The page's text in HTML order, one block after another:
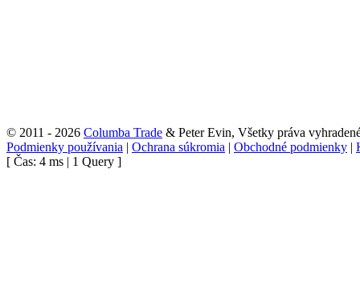
© 2011 - 2026 Columba Trade & Peter Evin, Všetky práva
Podmienky používania | Ochrana súkromia | Obchodné podmienky |
[ Čas: 4 ms | 1 Query ]